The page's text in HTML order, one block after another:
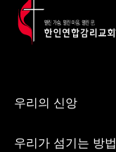
우리의 신앙
우리가 섬기는 방법